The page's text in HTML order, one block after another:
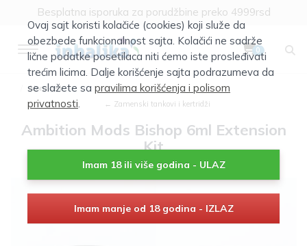
Besplatna isporuka za porudžbine preko 4999rsd
0
Atomizeri
← Zamenski tankovi i kertridži
Ambition Mods Bishop 6ml Extension
Kit
Ovaj sajt koristi kolačiće (cookies) koji služe da
obezbede funkcionalnost sajta. Kolačići ne sadrže
lične podatke posetilaca niti ćemo iste prosleđivati
trećim licima. Dalje korišćenje sajta podrazumeva da
se slažete sa pravilima korišćenja i polisom
privatnosti.
Imam 18 ili više godina - ULAZ
Imam manje od 18 godina - IZLAZ